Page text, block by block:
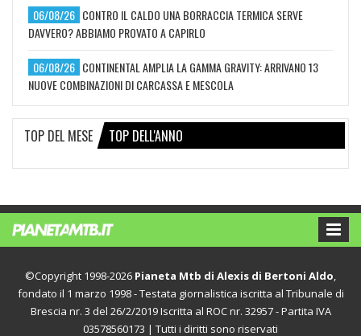
06/08/26 CONTRO IL CALDO UNA BORRACCIA TERMICA SERVE
DAVVERO? ABBIAMO PROVATO A CAPIRLO
06/08/26 CONTINENTAL AMPLIA LA GAMMA GRAVITY: ARRIVANO 13
NUOVE COMBINAZIONI DI CARCASSA E MESCOLA
TOP DEL MESE TOP DELL'ANNO
©Copyright 1998-2026 Pianeta Mtb di Alexis di Bertoni Aldo,
fondato il 1 marzo 1998 - Testata giornalistica iscritta al Tribunale di
Brescia nr. 3 del 26/2/2019 Iscritta al ROC nr. 32957 - Partita IVA
03578560173 | Tutti i diritti sono riservati